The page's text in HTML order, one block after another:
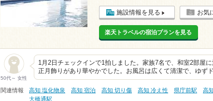
施設情報を見る お気
楽天トラベルの宿泊プランを見る
50代～ 女性
1月2日チェックインで1拍しました。家族7名で、和室2部屋
正月飾りがあり華やかでした。お風呂は広くて清潔で、ゆず
関連情報 高知 塩化物泉 高知 宿泊 高知 切り傷 高知 冷え性 県庁前駅 高
大橋通駅